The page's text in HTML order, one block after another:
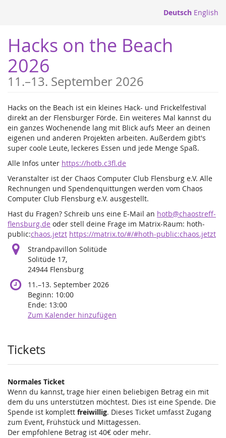
springen
Deutsch English
Hacks on the Beach
2026
11.–bis
13. September 2026
Hacks on the Beach ist ein kleines Hack- und Frickelfestival
direkt an der Flensburger Förde. Ein weiteres Mal kannst du
ein ganzes Wochenende lang mit Blick aufs Meer an deinen
eigenen und anderen Projekten arbeiten. Außerdem gibt's
super coole Leute, leckeres Essen und jede Menge Spaß.
Alle Infos unter https://hotb.c3fl.de
Veranstalter ist der Chaos Computer Club Flensburg e.V. Alle
Rechnungen und Spendenquittungen werden vom Chaos
Computer Club Flensburg e.V. ausgestellt.
Hast du Fragen? Schreib uns eine E-Mail an hotb@chaostreff-
flensburg.de oder stell deine Frage im Matrix-Raum: hoth-
public:chaos.jetzt https://matrix.to/#/#hoth-public:chaos.jetzt
Strandpavillon Solitüde
Solitüde 17,
24944 Flensburg
11.–bis
13. September 2026
Beginn: 10:00
Ende: 13:00
Zum Kalender hinzufügen
Produkte
Tickets
Normales Ticket
Wenn du kannst, trage hier einen beliebigen Betrag ein mit
dem du uns unterstützen möchtest. Dies ist eine Spende. Die
Spende ist komplett freiwillig. Dieses Ticket umfasst Zugang
zum Event, Frühstück und Mittagessen.
Der empfohlene Betrag ist 40€ oder mehr.